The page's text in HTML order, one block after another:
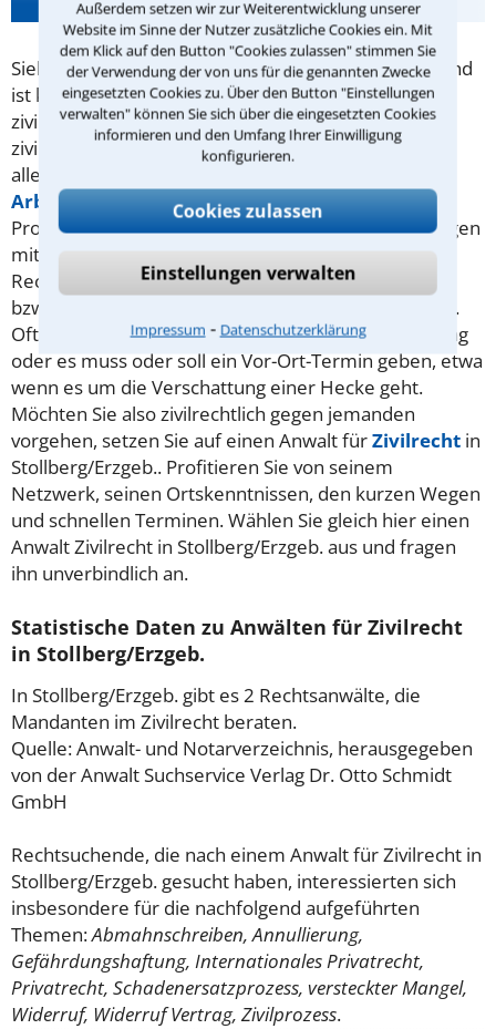
Außerdem setzen wir zur Weiterentwicklung unserer
Website im Sinne der Nutzer zusätzliche Cookies ein. Mit
dem Klick auf den Button "Cookies zulassen" stimmen Sie
der Verwendung der von uns für die genannten Zwecke
eingesetzten Cookies zu. Über den Button "Einstellungen
verwalten" können Sie sich über die eingesetzten Cookies
informieren und den Umfang Ihrer Einwilligung
konfigurieren.
Cookies zulassen
Einstellungen verwalten
Impressum ⁃ Datenschutzerklärung
Sieht man sich in einer Angelegenheit im Unrecht und
ist keine Straftat im Spiel, hat man die Möglichkeit,
zivilrechtlich dagegen vorzugehen. Typische
zivilrechtliche Klagen handeln vom Sinn und Unsinn
aller Arten von Verträgen (
Arbeitsvertrag,Mietvertrag. ..) oder vonAGB,
Probleme mit einer Reise oder Auseinandersetzungen
mit dem Nachbar - Im Prinzip also mit allen
Rechtsstreitigkeiten, die nicht mit demStrafrecht
bzw. einer strafrechtlichen Verfolgung zu tun haben.
Oftmals sind die örtlichen Gegebenheiten von Belang
oder es muss oder soll ein Vor-Ort-Termin geben, etwa
wenn es um die Verschattung einer Hecke geht.
Möchten Sie also zivilrechtlich gegen jemanden
vorgehen, setzen Sie auf einen Anwalt fürZivilrecht in
Stollberg/Erzgeb.. Profitieren Sie von seinem
Netzwerk, seinen Ortskenntnissen, den kurzen Wegen
und schnellen Terminen. Wählen Sie gleich hier einen
Anwalt Zivilrecht in Stollberg/Erzgeb. aus und fragen
ihn unverbindlich an.
Statistische Daten zu Anwälten für Zivilrecht
in Stollberg/Erzgeb.
In Stollberg/Erzgeb. gibt es 2 Rechtsanwälte, die
Mandanten im Zivilrecht beraten.
Quelle: Anwalt- und Notarverzeichnis, herausgegeben
von der Anwalt Suchservice Verlag Dr. Otto Schmidt
GmbH
Rechtsuchende, die nach einem Anwalt für Zivilrecht in
Stollberg/Erzgeb. gesucht haben, interessierten sich
insbesondere für die nachfolgend aufgeführten
Themen:Abmahnschreiben, Annullierung,
Gefährdungshaftung, Internationales Privatrecht,
Privatrecht, Schadenersatzprozess, versteckter Mangel,
Widerruf, Widerruf Vertrag, Zivilprozess.